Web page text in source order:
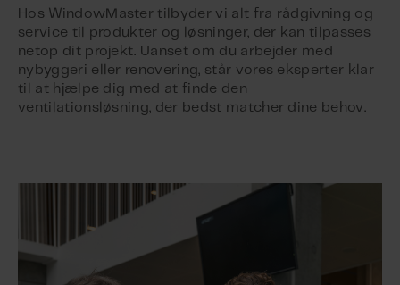
Hos WindowMaster tilbyder vi alt fra rådgivning og
service til produkter og løsninger, der kan tilpasses
netop dit projekt. Uanset om du arbejder med
nybyggeri eller renovering, står vores eksperter klar
til at hjælpe dig med at finde den
ventilationsløsning, der bedst matcher dine behov.